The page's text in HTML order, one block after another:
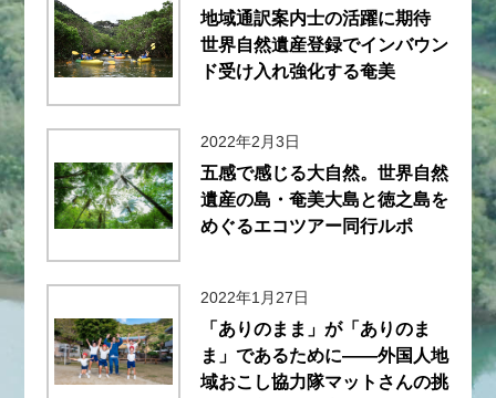
地域通訳案内士の活躍に期待
世界自然遺産登録でインバウン
ド受け入れ強化する奄美
2022年2月3日
五感で感じる大自然。世界自然
遺産の島・奄美大島と徳之島を
めぐるエコツアー同行ルポ
2022年1月27日
「ありのまま」が「ありのま
ま」であるために――外国人地
域おこし協力隊マットさんの挑